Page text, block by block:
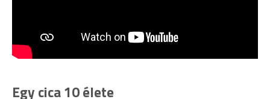
Egy cica 10 élete